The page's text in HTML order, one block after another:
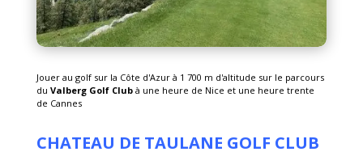
Jouer au golf sur la Côte d'Azur à 1 700 m d'altitude sur le parcours
du Valberg Golf Clubà une heure de Nice et une heure trente
de Cannes
CHATEAU DE TAULANE GOLF CLUB